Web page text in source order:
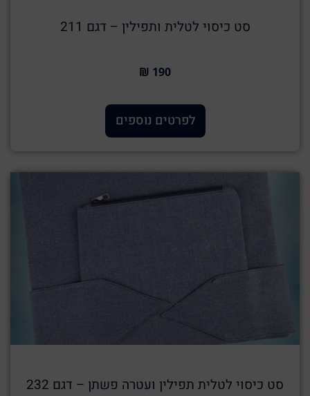
סט כיסוי לטלית ותפילין – דגם 211
190 ₪
לפרטים נוספים
סט כיסוי לטלית תפילין ועטרה פשתן – דגם 232